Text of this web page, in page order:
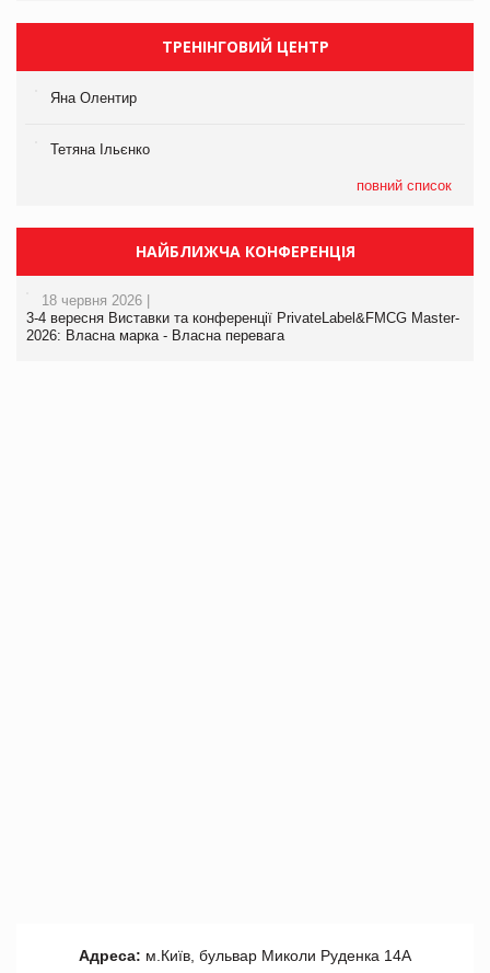
ТРЕНІНГОВИЙ ЦЕНТР
Яна Олентир
Тетяна Ільєнко
повний список
НАЙБЛИЖЧА КОНФЕРЕНЦІЯ
18 червня 2026 |
3-4 вересня Виставки та конференції PrivateLabel&FMCG Master-
2026: Власна марка - Власна перевага
Адреса: м.Київ, бульвар Миколи Руденка 14А